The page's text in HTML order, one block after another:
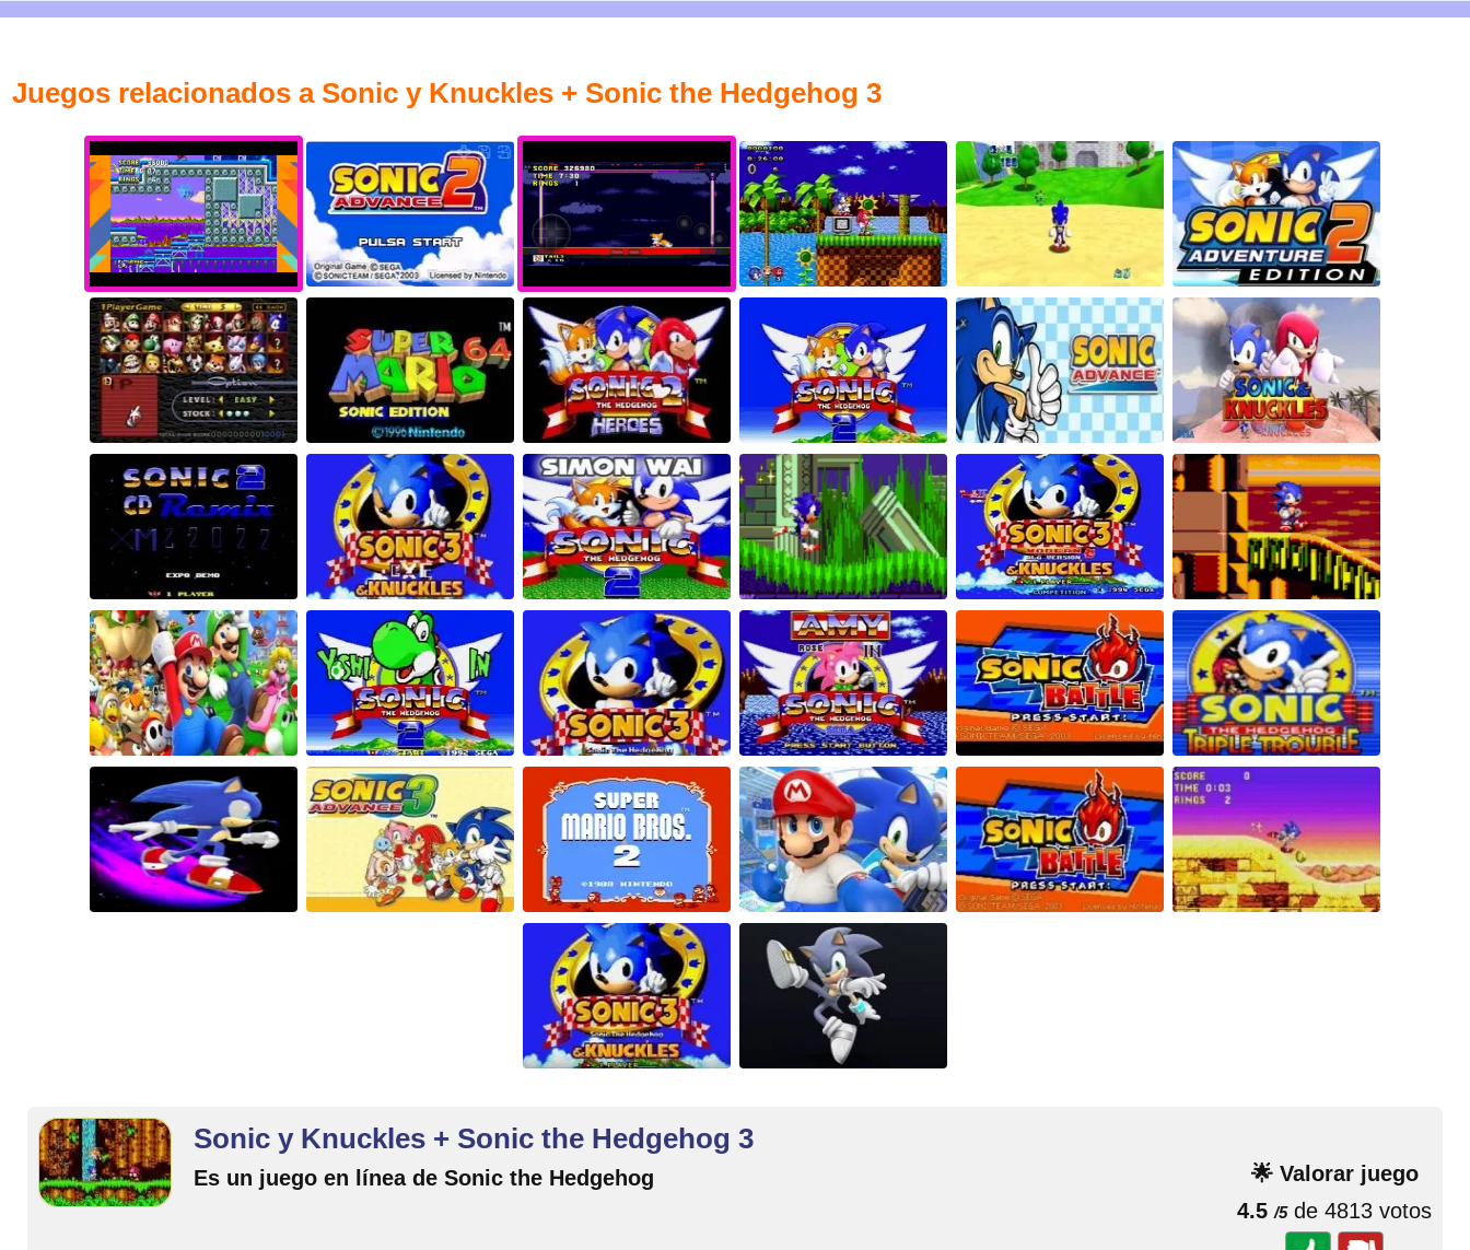
Juegos relacionados a Sonic y Knuckles + Sonic the Hedgehog 3
🌟 Valorar juego
4.5 /5de 4813 votos
Sonic y Knuckles + Sonic the Hedgehog 3
Es un juego en línea de Sonic the Hedgehog